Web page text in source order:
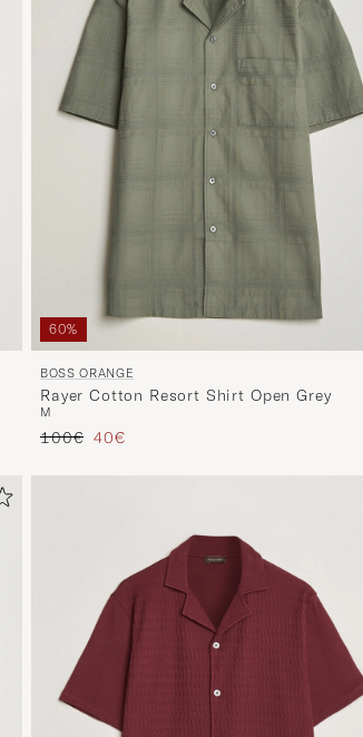
60%
BOSS ORANGE
Rayer Cotton Resort Shirt Open Grey
M
Tavallinen hinta
100€ Alennettu hinta
40€